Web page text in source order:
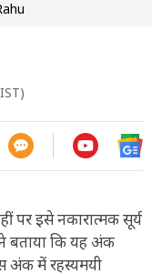
पर इसे नकारात्मक सूर्य
बताया कि यह अंक
अंक में रहस्यमयी